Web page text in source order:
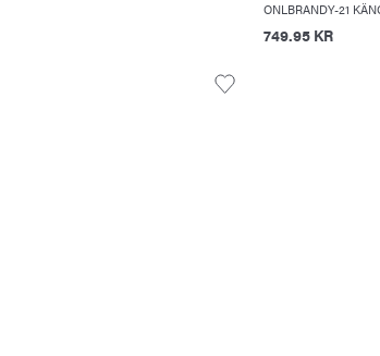
ONLBRANDY-21
749.95 KR